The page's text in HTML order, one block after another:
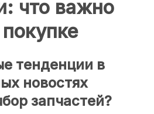
что важно
тенденции в
новостях
запчастей?